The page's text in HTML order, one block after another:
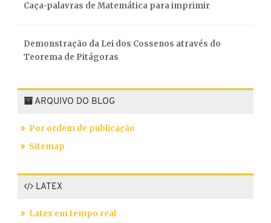
Caça-palavras de Matemática para imprimir
Demonstração da Lei dos Cossenos através do
Teorema de Pitágoras
ARQUIVO DO BLOG
Por ordem de publicação
Sitemap
LATEX
Latex em tempo real